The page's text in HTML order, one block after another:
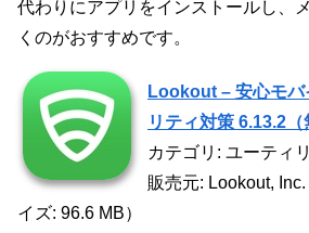
代わりにアプリをインストールし、
くのがおすすめです。
Lookout – 安心モバ
リティ対策 6.13.2（
カテゴリ: ユーティ
販売元: Lookout,
イズ: 96.6 MB）